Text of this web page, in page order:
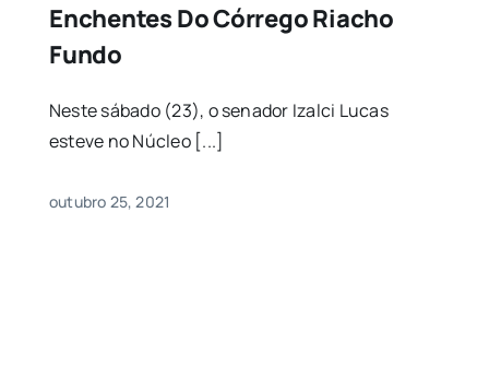
Enchentes Do Córrego Riacho
Fundo
Neste sábado (23), o senador Izalci Lucas
esteve no Núcleo [...]
outubro 25, 2021